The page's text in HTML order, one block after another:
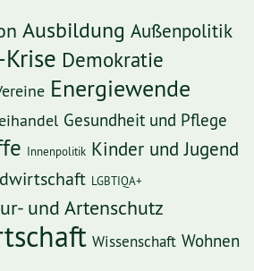
Ausbildung Außenpolitik
Krise Demokratie
Energiewende
Gesundheit und Pflege
Innenpolitik Kinder und Jugend
LGBTIQA+
und Artenschutz
Wissenschaft Wohnen